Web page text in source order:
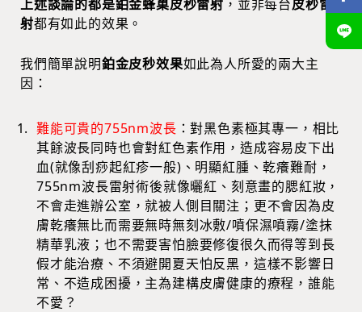
上述談論的都是鉑金蜂巢皮秒雷射 ，並非每台皮秒雷
射都有如此的效果。
我們簡單說明鉑金皮秒效果如此為人所愛的兩大主
因：
難能可貴的755nm波長 ：對黑色素極其專一，相比
其餘波長同時也會對紅色素作用，造成容易皮下出
血(就像刮痧起紅疹一般)、明顯紅腫、乾癢難耐，
755nm波長雷射術後就像曬紅、刻意畫的腮紅妝，
不會走進辦公室，就被人側目關注；更不會因為皮
膚乾癢無比而需要無時無刻冰敷/噴保濕噴霧/塗抹
精華乳液；也不需要害怕臉要修復很久而得等到長
假才能治療、不須避開夏天怕反黑，這樣不影響日
常、不造成困擾，主為建構皮膚健康的療程，誰能
不愛？